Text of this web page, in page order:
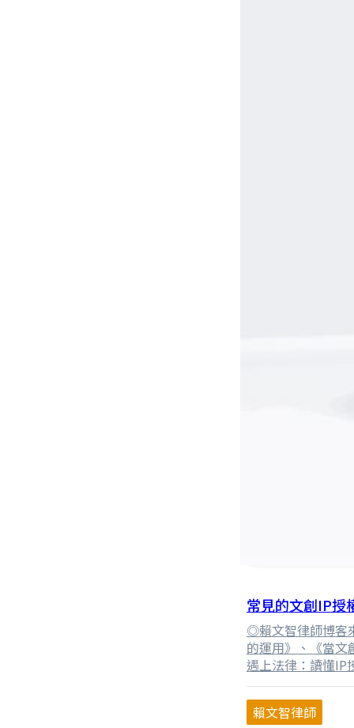
常見的文創IP授
◎賴文智律師博客
的運用》、《當文
遇上法律：讀懂IP
不同，以下我們來
類型： (一)圖像授
像授權，像是授
賴文智律師